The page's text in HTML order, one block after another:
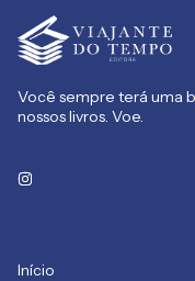
Você sempre terá uma
nossos livros. Voe.
Início